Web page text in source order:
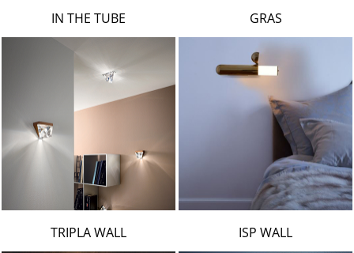
CATELLANI & SMITH
VIABIZZUNO
GRAS
IN THE TUBE
ISP WALL
TRIPLA WALL